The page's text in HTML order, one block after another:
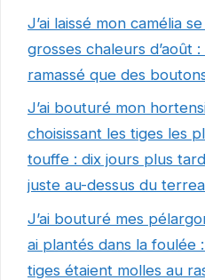
J’ai laissé mon camélia
grosses chaleurs d’août :
ramassé que des
J’ai bouturé mon
choisissant les tiges les
touffe : dix jours plus
juste au-dessus du
J’ai bouturé mes
ai plantés dans la foulée
tiges étaient molles au